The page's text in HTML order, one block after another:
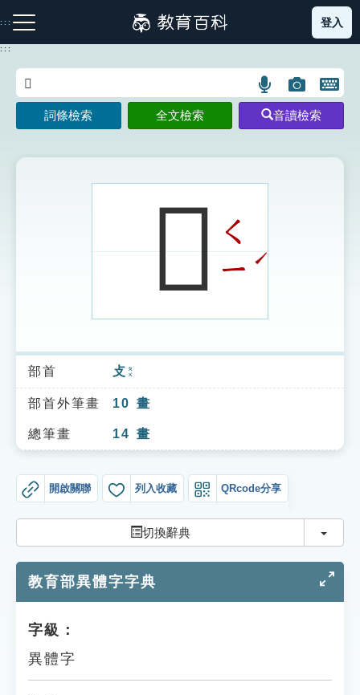
到
主
:::
注音索引圖示 筆畫索引圖示 部首索引表圖示
索引選單
知識索引
單字索引
貓頭鷹博士
登入
:::
語
言
搜
示
圖
片
搜
開
鍵
圖
詞條檢索 全文檢索 音讀檢索
𢾪 ㄑ
ㄧˊ
部首 攴 ㄆㄨ
部首外筆畫 10 畫
總筆畫 14 畫
開啟關聯 列入收藏 QRcode分享
切換辭典 切換
教育部異體字字典
字級：
異體字